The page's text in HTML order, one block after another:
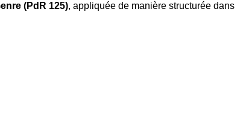
(PdR 125), appliquée de manière structurée dans